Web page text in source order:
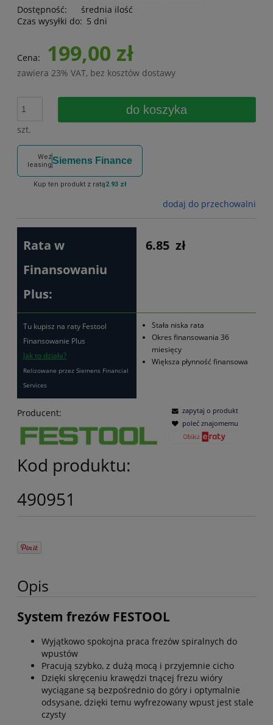
Dostępność:
średnia ilość
Czas wysyłki do: 5 dni
Cena: 199,00 zł
zawiera 23% VAT, bez kosztów dostawy
szt.
do koszyka
Weź
leasingSiemens Finance
Kup ten produkt z ratą2.93 zł
dodaj do przechowalni
Rata w
Finansowaniu
Plus:
6.85 zł
Tu kupisz na raty Festool
Finansowanie Plus
Jak to działa?
Relizowane przez Siemens Financial
Services
Stała niska rata
Okres finansowania 36
miesięcy
Większa płynność finansowa
Producent:
Kod produktu:
490951
zapytaj o produkt
poleć znajomemu
Opis
System frezów FESTOOL
Wyjątkowo spokojna praca frezów spiralnych do
wpustów
Pracują szybko, z dużą mocą i przyjemnie cicho
Dzięki skręceniu krawędzi tnącej frezu wióry
wyciągane są bezpośrednio do góry i optymalnie
odsysane, dzięki temu wyfrezowany wpust jest stale
czysty